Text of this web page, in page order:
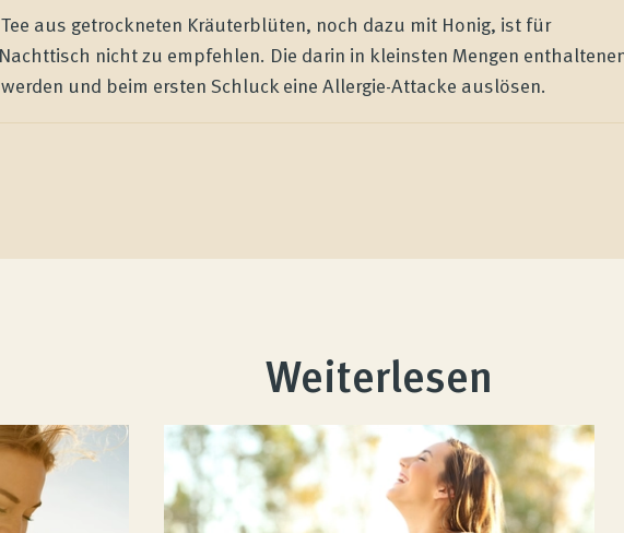
aus getrockneten Kräuterblüten, noch dazu mit Honig, ist für
nicht zu empfehlen. Die darin in kleinsten Mengen
und beim ersten Schluck eine Allergie-Attacke auslösen.
Weiterlesen